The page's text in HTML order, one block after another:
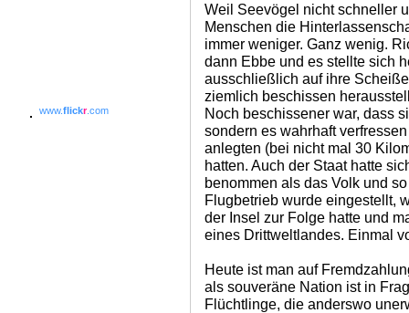
www.flickr.com
Weil Seevögel nicht schneller
Menschen die
immer weniger. Ganz wenig.
dann Ebbe und es stellte sich
ausschließlich auf ihre
ziemlich beschissen
Noch beschissener war, dass
sondern es wahrhaft
anlegten (bei nicht mal 30
hatten. Auch der Staat hatte
benommen als das Volk und
Flugbetrieb wurde eingestellt,
der Insel zur Folge hatte und
eines Drittweltlandes. Einmal
Heute ist man auf
als souveräne Nation ist in
Flüchtlinge, die anderswo